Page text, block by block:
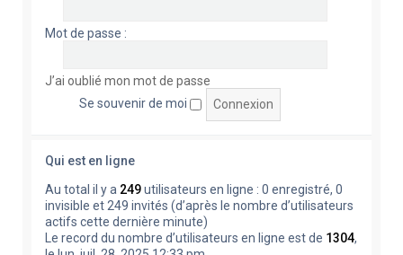
Mot de passe :
J’ai oublié mon mot de passe
Se souvenir de moi
Qui est en ligne
Au total il y a 249utilisateurs en ligne : 0 enregistré, 0
invisible et 249 invités (d’après le nombre d’utilisateurs
actifs cette dernière minute)
Le record du nombre d’utilisateurs en ligne est de 1304,